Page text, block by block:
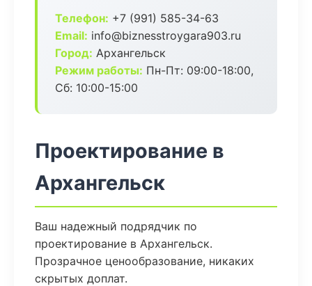
Телефон: +7 (991) 585-34-63
Email: info@biznesstroygara903.ru
Город: Архангельск
Режим работы: Пн-Пт: 09:00-18:00,
Сб: 10:00-15:00
Проектирование в
Архангельск
Ваш надежный подрядчик по
проектирование в Архангельск.
Прозрачное ценообразование, никаких
скрытых доплат.